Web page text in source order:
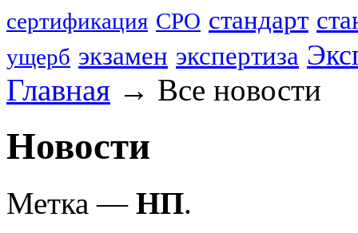
сертификация СРО стандарт
ущерб экзамен экспертиза
Главная → Все новости
Новости
Метка — НП.